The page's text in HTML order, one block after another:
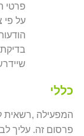
פרטי
על פי
בדיקת
כללי
המפעילה ,רשאית
פרסום זה. עליך